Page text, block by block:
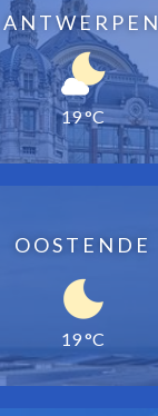
ANTWERPEN
19 °C
OOSTENDE
19 °C